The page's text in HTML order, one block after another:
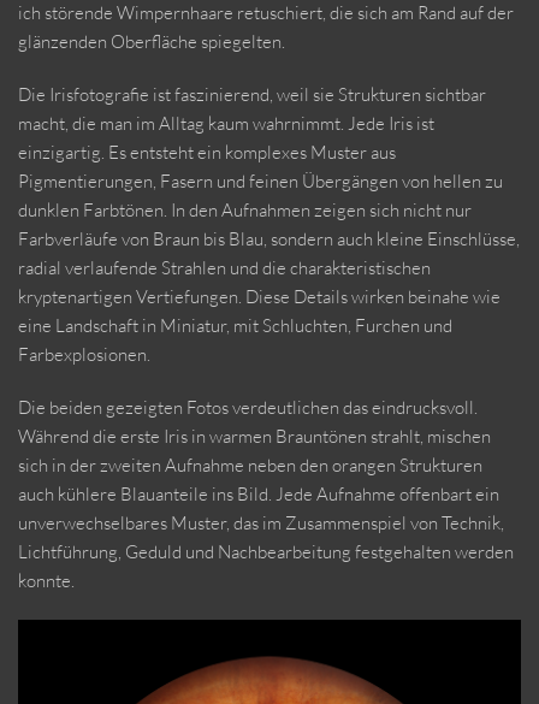
ich störende Wimpernhaare retuschiert, die sich am Rand auf der
glänzenden Oberfläche spiegelten.
Die Irisfotografie ist faszinierend, weil sie Strukturen sichtbar
macht, die man im Alltag kaum wahrnimmt. Jede Iris ist
einzigartig. Es entsteht ein komplexes Muster aus
Pigmentierungen, Fasern und feinen Übergängen von hellen zu
dunklen Farbtönen. In den Aufnahmen zeigen sich nicht nur
Farbverläufe von Braun bis Blau, sondern auch kleine Einschlüsse,
radial verlaufende Strahlen und die charakteristischen
kryptenartigen Vertiefungen. Diese Details wirken beinahe wie
eine Landschaft in Miniatur, mit Schluchten, Furchen und
Farbexplosionen.
Die beiden gezeigten Fotos verdeutlichen das eindrucksvoll.
Während die erste Iris in warmen Brauntönen strahlt, mischen
sich in der zweiten Aufnahme neben den orangen Strukturen
auch kühlere Blauanteile ins Bild. Jede Aufnahme offenbart ein
unverwechselbares Muster, das im Zusammenspiel von Technik,
Lichtführung, Geduld und Nachbearbeitung festgehalten werden
konnte.